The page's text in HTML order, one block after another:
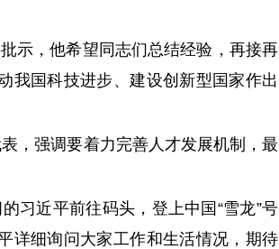
，他希望同志们总结经验，再接再
我国科技进步、建设创新型国家作出
强调要着力完善人才发展机制，最
近平前往码头，登上中国“雪龙”号
详细询问大家工作和生活情况，期待